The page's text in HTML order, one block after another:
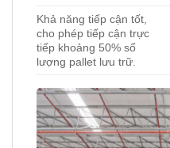
Khả năng tiếp cận tốt,
cho phép tiếp cận trực
tiếp khoảng 50% số
lượng pallet lưu trữ.